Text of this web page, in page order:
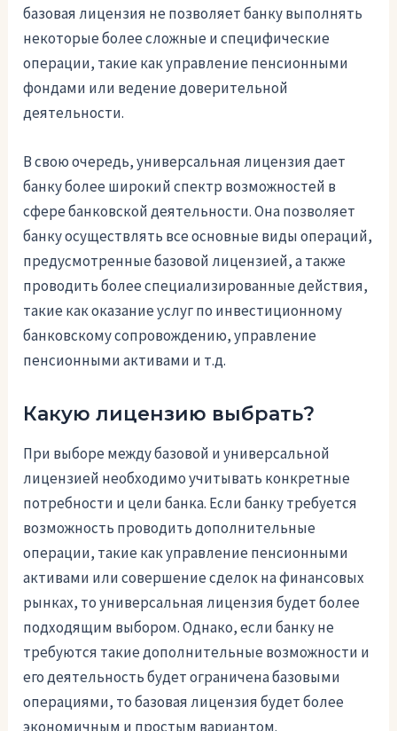
базовая лицензия не позволяет банку выполнять
некоторые более сложные и специфические
операции, такие как управление пенсионными
фондами или ведение доверительной
деятельности.
В свою очередь, универсальная лицензия дает
банку более широкий спектр возможностей в
сфере банковской деятельности. Она позволяет
банку осуществлять все основные виды операций,
предусмотренные базовой лицензией, а также
проводить более специализированные действия,
такие как оказание услуг по инвестиционному
банковскому сопровождению, управление
пенсионными активами и т.д.
Какую лицензию выбрать?
При выборе между базовой и универсальной
лицензией необходимо учитывать конкретные
потребности и цели банка. Если банку требуется
возможность проводить дополнительные
операции, такие как управление пенсионными
активами или совершение сделок на финансовых
рынках, то универсальная лицензия будет более
подходящим выбором. Однако, если банку не
требуются такие дополнительные возможности и
его деятельность будет ограничена базовыми
операциями, то базовая лицензия будет более
экономичным и простым вариантом.